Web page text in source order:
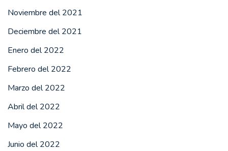
Noviembre del 2021
Deciembre del 2021
Enero del 2022
Febrero del 2022
Marzo del 2022
Abril del 2022
Mayo del 2022
Junio del 2022